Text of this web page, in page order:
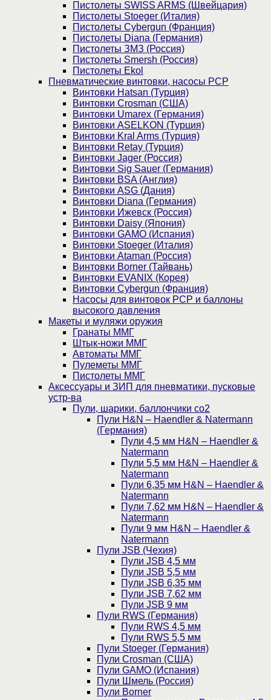
Пистолеты SWISS ARMS (Швейцария)
Пистолеты Stoeger (Италия)
Пистолеты Cybergun (Франция)
Пистолеты Diana (Германия)
Пистолеты ЗМЗ (Россия)
Пистолеты Smersh (Россия)
Пистолеты Ekol
Пневматические винтовки, насосы PCP
Винтовки Hatsan (Турция)
Винтовки Crosman (США)
Винтовки Umarex (Германия)
Винтовки ASELKON (Турция)
Винтовки Kral Arms (Турция)
Винтовки Retay (Турция)
Винтовки Jager (Россия)
Винтовки Sig Sauer (Германия)
Винтовки BSA (Англия)
Винтовки ASG (Дания)
Винтовки Diana (Германия)
Винтовки Ижевск (Россия)
Винтовки Daisy (Япония)
Винтовки GAMO (Испания)
Винтовки Stoeger (Италия)
Винтовки Ataman (Россия)
Винтовки Borner (Тайвань)
Винтовки EVANIX (Корея)
Винтовки Cybergun (Франция)
Насосы для винтовок PCP и баллоны
высокого давления
Макеты и муляжи оружия
Гранаты ММГ
Штык-ножи ММГ
Автоматы ММГ
Пулеметы ММГ
Пистолеты ММГ
Аксессуары и ЗИП для пневматики, пусковые
устр-ва
Пули, шарики, баллончики со2
Пули H&N – Haendler & Natermann
(Германия)
Пули 4,5 мм H&N – Haendler &
Natermann
Пули 5,5 мм H&N – Haendler &
Natermann
Пули 6,35 мм H&N – Haendler &
Natermann
Пули 7,62 мм H&N – Haendler &
Natermann
Пули 9 мм H&N – Haendler &
Natermann
Пули JSB (Чехия)
Пули JSB 4,5 мм
Пули JSB 5,5 мм
Пули JSB 6,35 мм
Пули JSB 7,62 мм
Пули JSB 9 мм
Пули RWS (Германия)
Пули RWS 4,5 мм
Пули RWS 5,5 мм
Пули Stoeger (Германия)
Пули Crosman (США)
Пули GAMO (Испания)
Пули Шмель (Россия)
Пули Borner